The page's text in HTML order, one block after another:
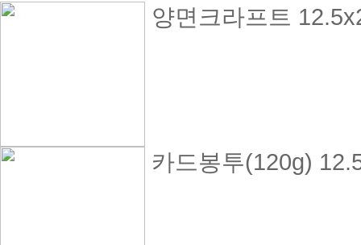
양면크라프트
카드봉투(120g)